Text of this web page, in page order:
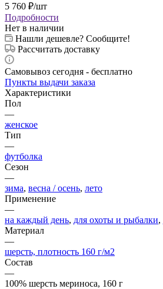
5 760 ₽/шт
Подробности
Нет в наличии
Нашли дешевле? Сообщите!
Рассчитать доставку
Самовывоз сегодня - бесплатно
Пункты выдачи заказа
Характеристики
Пол
—
женское
Тип
—
футболка
Сезон
—
зима, весна / осень, лето
Применение
—
на каждый день, для охоты и рыбалки,
Материал
—
шерсть, плотность 160 г/м2
Состав
—
100% шерсть мериноса, 160 г